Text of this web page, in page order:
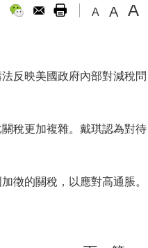
A A A
反映美國政府內部對減稅問
稅更加複雜。戴琪認為對待
徵的關稅，以應對高通脹。